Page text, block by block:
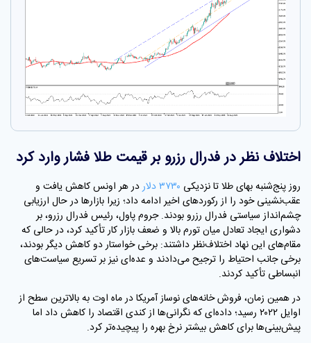
اختلاف نظر در فدرال رزرو بر قیمت طلا فشار وارد کرد
روز پنج‌شنبه بهای طلا تا نزدیکی ۳۷۳۰ دلار
در هر اونس کاهش یافت و
عقب‌نشینی خود را از رکوردهای اخیر ادامه داد؛ زیرا بازارها در حال ارزیابی
چشم‌انداز سیاستی فدرال رزرو بودند. جروم پاول، رئیس فدرال رزرو، بر
دشواری ایجاد تعادل میان تورم بالا و ضعف بازار کار تأکید کرد، در حالی که
مقام‌های این نهاد اختلاف‌نظر داشتند: برخی خواستار دو کاهش دیگر بودند،
برخی جانب احتیاط را ترجیح می‌دادند و عده‌ای نیز بر تسریع سیاست‌های
انبساطی تأکید کردند.
در همین زمان، فروش خانه‌های نوساز آمریکا در ماه اوت به بالاترین سطح از
اوایل ۲۰۲۲ رسید؛ داده‌ای که نگرانی‌ها از کندی اقتصاد را کاهش داد اما
پیش‌بینی‌ها برای کاهش بیشتر نرخ بهره را پیچیده‌تر کرد.